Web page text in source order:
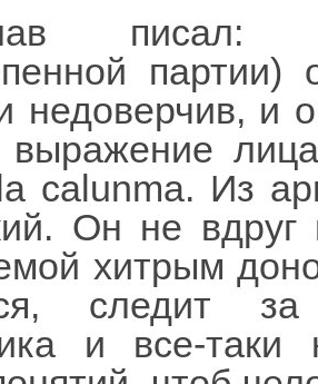
и
выражение
calunma. Из
Он не вдруг
хитрым
следит
и все-